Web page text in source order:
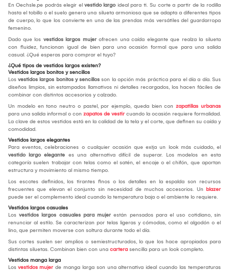
En Oechsle.pe podrás elegir el vestido largo ideal para ti. Su corte a partir de la rodilla
hasta el tobillo o el suelo genera una silueta armoniosa que se adapta a diferentes tipos
de cuerpo, lo que los convierte en una de las prendas más versátiles del guardarropa
femenino.
Dado que los vestidos largos mujer ofrecen una caída elegante que realza la silueta
con fluidez, funcionan igual de bien para una ocasión formal que para una salida
casual. ¿Qué esperas para comprar el tuyo?
¿Qué tipos de vestidos largos existen?
Vestidos largos bonitos y sencillos
Los vestidos largos bonitos y sencillos son la opción más práctica para el día a día. Sus
diseños limpios, sin estampados llamativos ni detalles recargados, los hacen fáciles de
combinar con distintos accesorios y calzado.
Un modelo en tono neutro o pastel, por ejemplo, queda bien con zapatillas urbanas
para una salida informal o con zapatos de vestir cuando la ocasión requiere formalidad.
La clave de estos vestidos está en la calidad de la tela y el corte, que definen su caída y
comodidad.
Vestidos largos elegantes
Para eventos, celebraciones o cualquier ocasión que exija un look más cuidado, el
vestido largo elegante es una alternativa difícil de superar. Los modelos en esta
categoría suelen trabajar con telas como el satén, el encaje o el chifón, que aportan
estructura y movimiento al mismo tiempo.
Los escotes definidos, los tirantes finos o los detalles en la espalda son recursos
frecuentes que elevan el conjunto sin necesidad de muchos accesorios. Un blazer
puede ser el complemento ideal cuando la temperatura baja o el ambiente lo requiere.
Vestidos largos casuales
Los vestidos largos casuales para mujer están pensados para el uso cotidiano, sin
renunciar al estilo. Se caracterizan por telas ligeras y cómodas, como el algodón o el
lino, que permiten moverse con soltura durante todo el día.
Sus cortes suelen ser amplios o semiestructurados, lo que los hace apropiados para
distintas siluetas. Combinan bien con una cartera sencilla para un look completo.
Vestidos manga larga
Los vestidos mujer de manga larga son una alternativa ideal cuando las temperaturas